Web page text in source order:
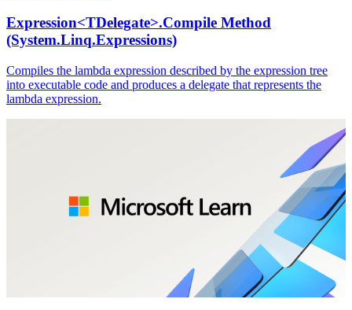
Expression<TDelegate>.Compile Method
(System.Linq.Expressions)
Compiles the lambda expression described by the expression tree
into executable code and produces a delegate that represents the
lambda expression.